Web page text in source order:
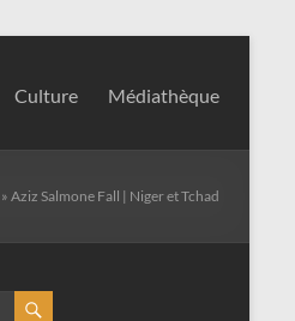
Culture Médiathèque
» Aziz Salmone Fall | Niger et Tchad